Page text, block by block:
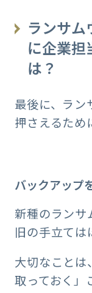
ランサム
に企業担
は？
最後に、ラ
押さえるため
バックアップ
新種のラン
旧の手立ては
大切なことは
取っておく」